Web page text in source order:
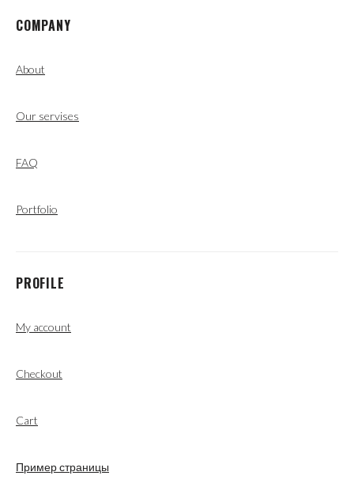
COMPANY
About
Our servises
FAQ
Portfolio
PROFILE
My account
Checkout
Cart
Пример страницы